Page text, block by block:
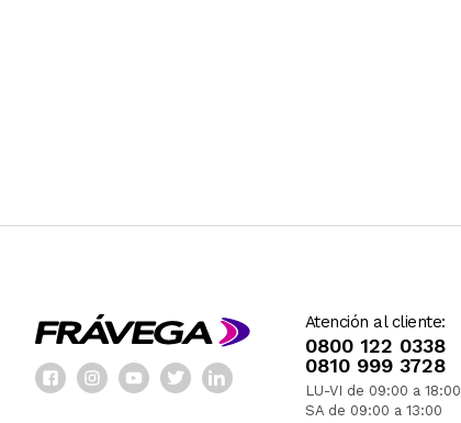
Atención al cliente:
0800 122 0338
0810 999 3728
LU-VI de 09:00 a 18:00
SA de 09:00 a 13:00